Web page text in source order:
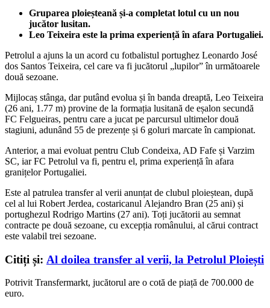
Gruparea ploieșteană și-a completat lotul cu un nou
jucător lusitan.
Leo Teixeira este la prima experiență în afara Portugaliei.
Petrolul a ajuns la un acord cu fotbalistul portughez Leonardo José
dos Santos Teixeira, cel care va fi jucătorul „lupilor” în următoarele
două sezoane.
Mijlocaș stânga, dar putând evolua și în banda dreaptă, Leo Teixeira
(26 ani, 1.77 m) provine de la formația lusitană de eșalon secundă
FC Felgueiras, pentru care a jucat pe parcursul ultimelor două
stagiuni, adunând 55 de prezențe și 6 goluri marcate în campionat.
Anterior, a mai evoluat pentru Club Condeixa, AD Fafe și Varzim
SC, iar FC Petrolul va fi, pentru el, prima experiență în afara
granițelor Portugaliei.
Este al patrulea transfer al verii anunțat de clubul ploieștean, după
cel al lui Robert Jerdea, costaricanul Alejandro Bran (25 ani) și
portughezul Rodrigo Martins (27 ani). Toți jucătorii au semnat
contracte pe două sezoane, cu excepția românului, al cărui contract
este valabil trei sezoane.
Citiți și: Al doilea transfer al verii, la Petrolul Ploiești
Potrivit Transfermarkt, jucătorul are o cotă de piață de 700.000 de
euro.